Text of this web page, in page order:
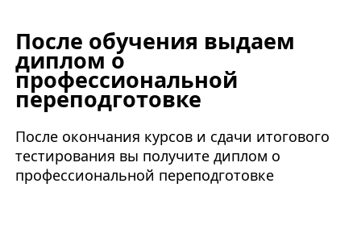
После обучения выдаем
диплом о
профессиональной
переподготовке
После окончания курсов и сдачи итогового
тестирования вы получите диплом о
профессиональной переподготовке